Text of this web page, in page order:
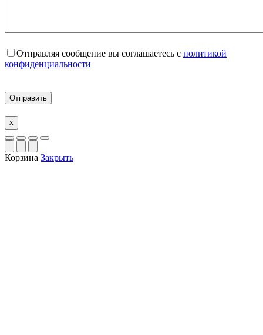
Отправляя сообщение вы соглашаетесь с политикой
конфиденциальности
x
Корзина Закрыть